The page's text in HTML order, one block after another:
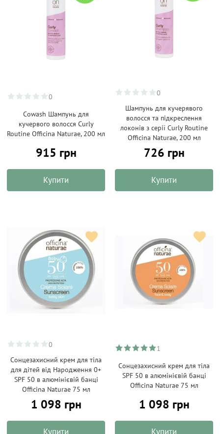
0
Cowash Шампунь для
кучервого волосся Curly
Routine Officina Naturae, 200 мл
915 грн
Купити
0
Шампунь для кучерявого
волосся та підкреслення
локонів з серії Curly Routine
Officina Naturae, 200 мл
726 грн
Купити
0
Сонцезахисний крем для тіла
для дітей від Народження 0+
SPF 50 в алюмінієвій банці
Officina Naturae 75 мл
1 098 грн
Купити
1
Сонцезахисний крем для тіла
SPF 50 в алюмінієвій банці
Officina Naturae 75 мл
1 098 грн
Купити